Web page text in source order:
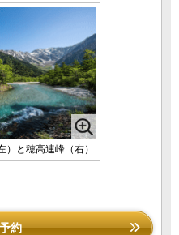
）と穂高連峰（右）
約